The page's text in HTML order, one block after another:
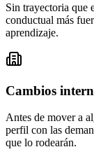
Sin trayectoria que
conductual más
aprendizaje.
Cambios
Antes de mover a
perfil con las
que lo rodearán.